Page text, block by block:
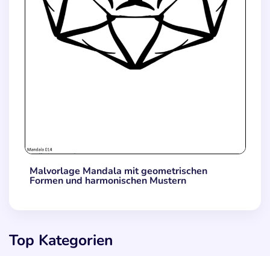
Malvorlage Mandala mit geometrischen
Formen und harmonischen Mustern
Top Kategorien